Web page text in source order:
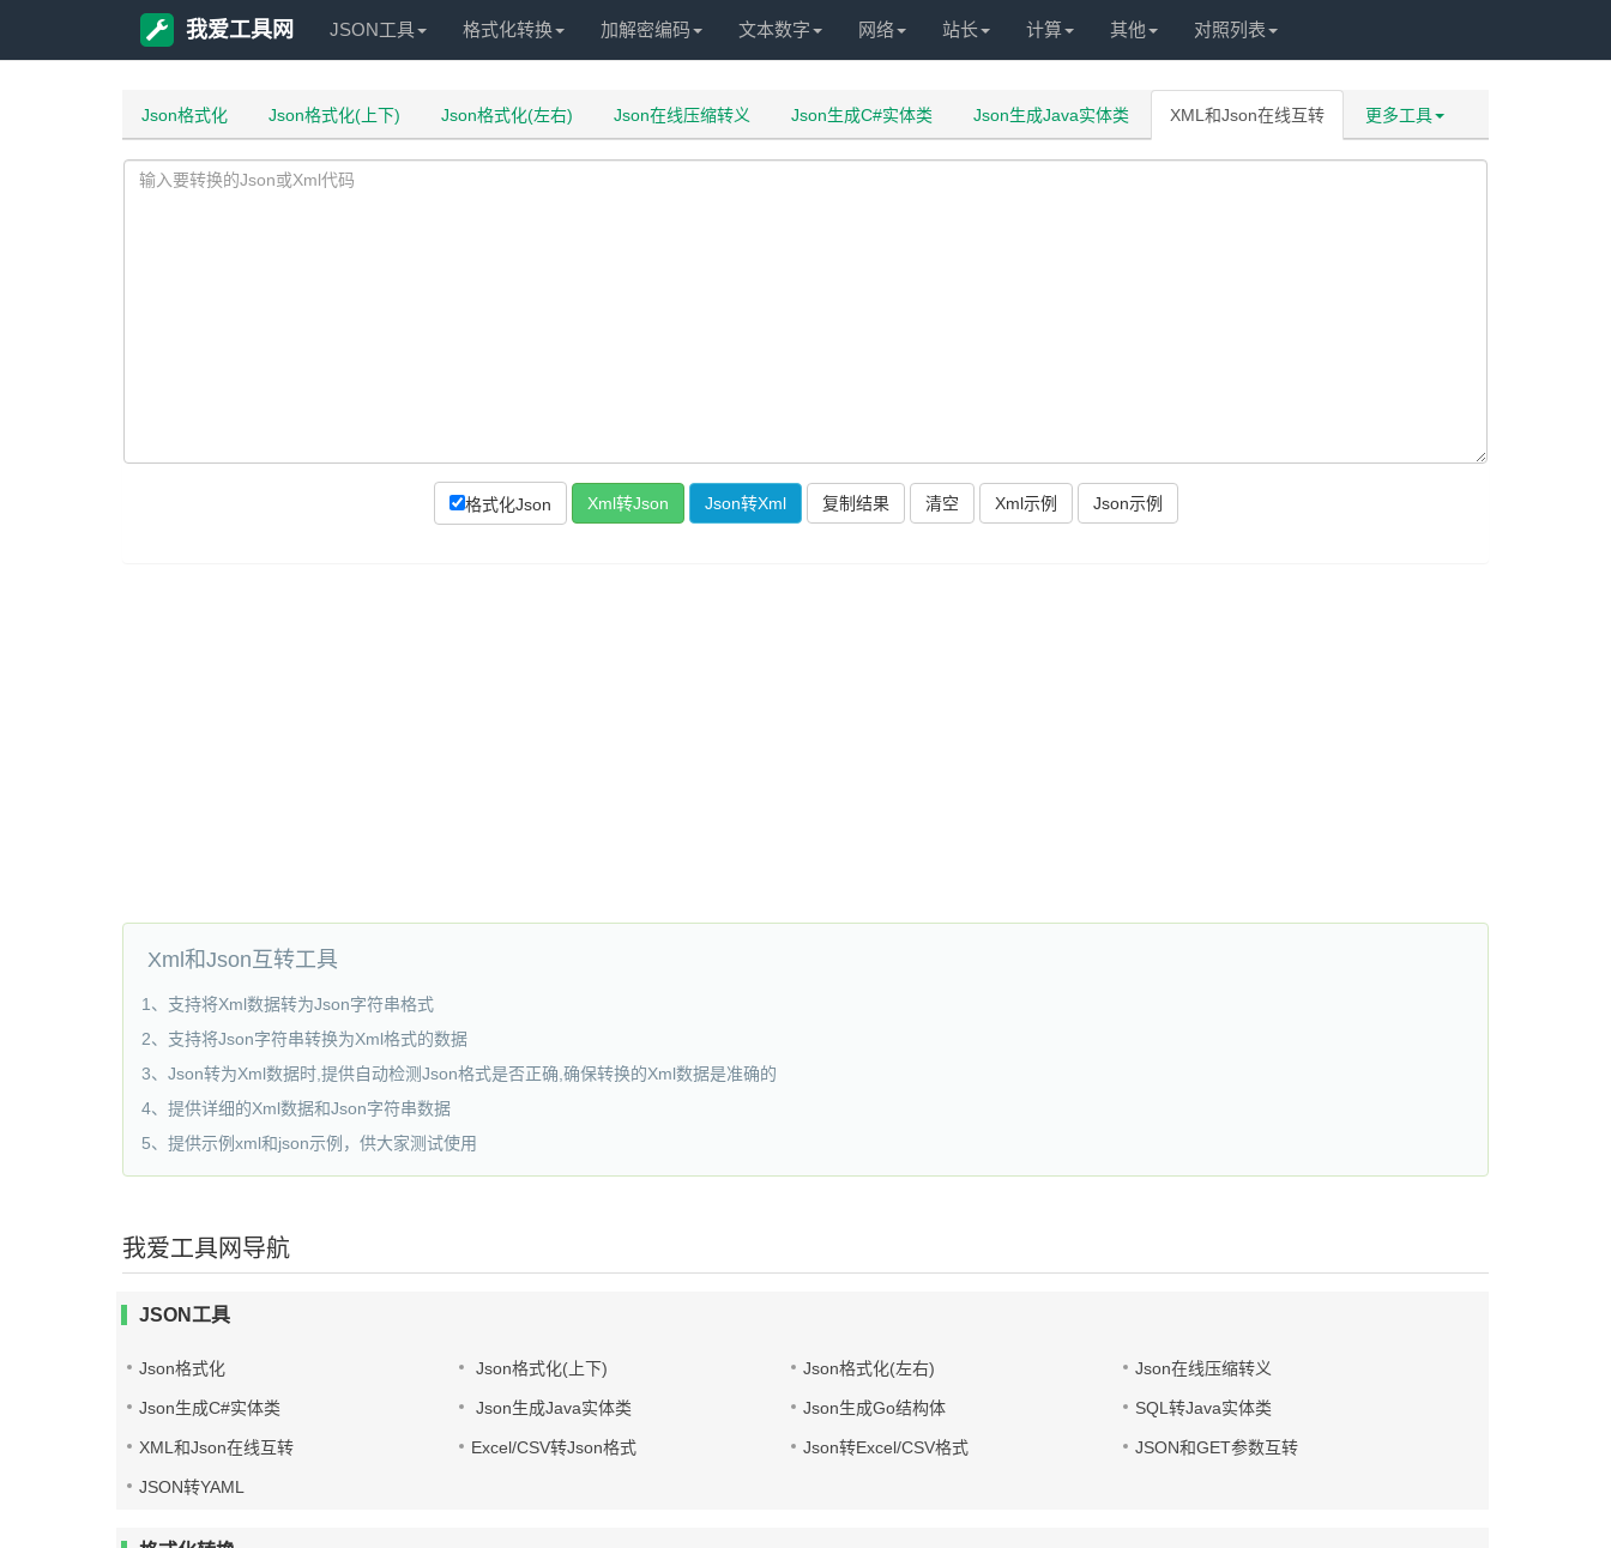
我爱工具网 JSON工具 格式化转换 加解密编码 文本数字 网络 站长 计算 其他 对照列表
Json格式化 Json格式化(上下) Json格式化(左右) Json在线压缩转义 Json生成C#实体类 Json生成Java实体类 XML和Json在线互转 更多工具
格式化Json 复制结果
Xml和Json互转工具
1、支持将Xml数据转为Json字符串格式
2、支持将Json字符串转换为Xml格式的数据
3、Json转为Xml数据时,提供自动检测Json格式是否正确,确保转换的Xml数据是准确的
4、提供详细的Xml数据和Json字符串数据
5、提供示例xml和json示例，供大家测试使用
我爱工具网导航
JSON工具
Json格式化 Json格式化(上下) Json格式化(左右) Json在线压缩转义
Json生成C#实体类 Json生成Java实体类 Json生成Go结构体 SQL转Java实体类
XML和Json在线互转 Excel/CSV转Json格式 Json转Excel/CSV格式 JSON和GET参数互转
JSON转YAML